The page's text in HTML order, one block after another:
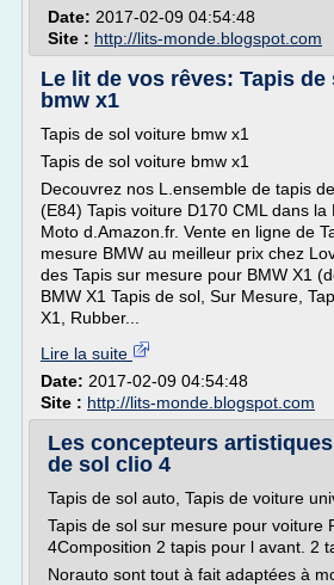
Date: 2017-02-09 04:54:48
Site : http://lits-monde.blogspot.com
Le lit de vos rêves: Tapis
bmw x1
Tapis de sol voiture bmw x1
Tapis de sol voiture bmw x1
Decouvrez nos L.ensemble de tapis
(E84) Tapis voiture D170 CML dans la
Moto d.Amazon.fr. Vente en ligne de
mesure BMW au meilleur prix chez
des Tapis sur mesure pour BMW X1
BMW X1 Tapis de sol, Sur Mesure,
X1, Rubber...
Lire la suite
Date: 2017-02-09 04:54:48
Site : http://lits-monde.blogspot.com
Les concepteurs
de sol clio 4
Tapis de sol auto, Tapis de voiture
Tapis de sol sur mesure pour voiture
4Composition 2 tapis pour l avant. 2
Norauto sont tout à fait adaptées à